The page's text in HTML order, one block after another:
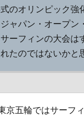
のオリンピック
ャパン・オープン
ーフィンの大会
たのではないかと
京五輪ではサーフ